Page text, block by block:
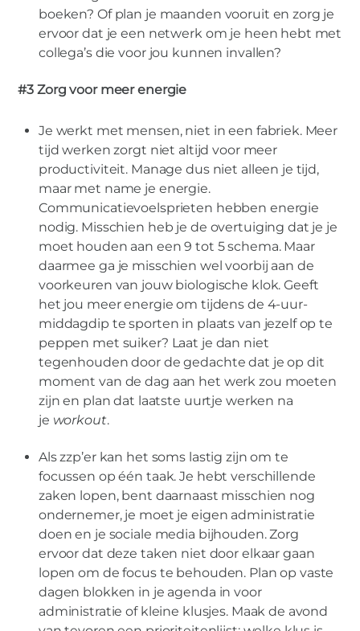
boeken? Of plan je maanden vooruit en zorg je
ervoor dat je een netwerk om je heen hebt met
collega’s die voor jou kunnen invallen?
#3 Zorg voor meer energie
Je werkt met mensen, niet in een fabriek. Meer
tijd werken zorgt niet altijd voor meer
productiviteit. Manage dus niet alleen je tijd,
maar met name je energie.
Communicatievoelsprieten hebben energie
nodig. Misschien heb je de overtuiging dat je je
moet houden aan een 9 tot 5 schema. Maar
daarmee ga je misschien wel voorbij aan de
voorkeuren van jouw biologische klok. Geeft
het jou meer energie om tijdens de 4-uur-
middagdip te sporten in plaats van jezelf op te
peppen met suiker? Laat je dan niet
tegenhouden door de gedachte dat je op dit
moment van de dag aan het werk zou moeten
zijn en plan dat laatste uurtje werken na
je workout.
Als zzp’er kan het soms lastig zijn om te
focussen op één taak. Je hebt verschillende
zaken lopen, bent daarnaast misschien nog
ondernemer, je moet je eigen administratie
doen en je sociale media bijhouden. Zorg
ervoor dat deze taken niet door elkaar gaan
lopen om de focus te behouden. Plan op vaste
dagen blokken in je agenda in voor
administratie of kleine klusjes. Maak de avond